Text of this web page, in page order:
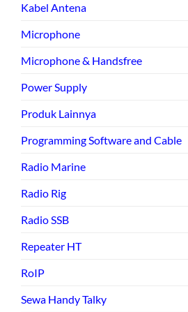
Kabel Antena
Microphone
Microphone & Handsfree
Power Supply
Produk Lainnya
Programming Software and Cable
Radio Marine
Radio Rig
Radio SSB
Repeater HT
RoIP
Sewa Handy Talky